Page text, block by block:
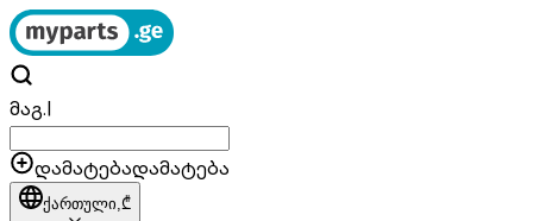
მაგ.|
დამატებადამატება
ქართული,₾